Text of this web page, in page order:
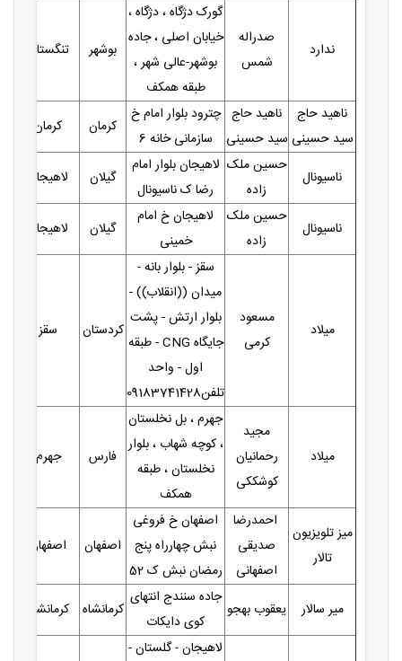
ندارد
صدراله
شمس
گورک دژگاه ، دژگاه ،
خیابان اصلی ، جاده
بوشهر-عالی شهر ،
طبقه همکف
بوشهر تنگستان
ناهید حاج
سید حسینی
ناهید حاج
سید حسینی
چترود بلوار امام خ
سازمانی خانه 6
کرمان کرمان
ناسیونال
حسین ملک
زاده
لاهیجان بلوار امام
رضا ک ناسیونال
گیلان لاهیجان
ناسیونال
حسین ملک
زاده
لاهیجان خ امام
خمینی
گیلان لاهیجان
میلاد
مسعود
کرمی
سقز - بلوار بانه -
میدان ((انقلاب)) -
بلوار ارتش - پشت
جایگاه CNG - طبقه
اول - واحد
تلفن09183741428
کردستان سقز
میلاد
مجید
رحمانیان
کوشککی
جهرم ، بل نخلستان
، کوچه شهاب ، بلوار
نخلستان ، طبقه
همکف
فارس جهرم
میز تلویزیون
تالار
احمدرضا
صدیقی
اصفهانی
اصفهان خ فروغی
نبش چهارراه پنج
رمضان نبش ک 52
اصفهان اصفهان
میر سالار یعقوب بهجو
جاده سنندج انتهای
کوی دایکات
کرمانشاه کرمانشاه
لاهیجان - گلستان -